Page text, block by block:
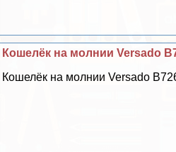
Кошелёк на молнии Versado
Кошелёк на молнии Versado